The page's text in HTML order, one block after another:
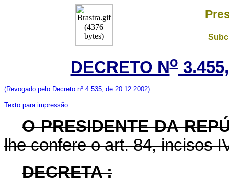
DECRETO No
(Revogado pelo Decreto nº 4.535, de 20.12.2002)
Texto para impressão
O PRESIDENTE DA
lhe confere o art. 84, incisos
DECRETA :